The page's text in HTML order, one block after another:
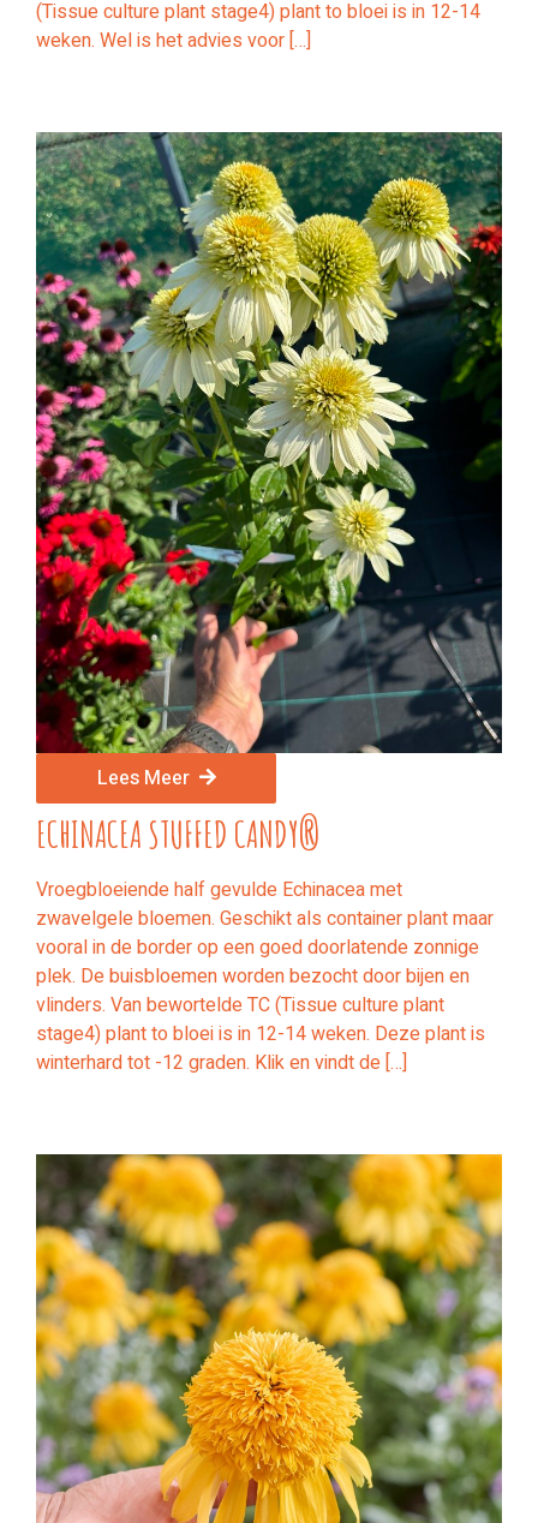
(Tissue culture plant stage4) plant to bloei is in 12-14
weken. Wel is het advies voor […]
Lees Meer
ECHINACEA STUFFED CANDY®
Vroegbloeiende half gevulde Echinacea met
zwavelgele bloemen. Geschikt als container plant maar
vooral in de border op een goed doorlatende zonnige
plek. De buisbloemen worden bezocht door bijen en
vlinders. Van bewortelde TC (Tissue culture plant
stage4) plant to bloei is in 12-14 weken. Deze plant is
winterhard tot -12 graden. Klik en vindt de […]